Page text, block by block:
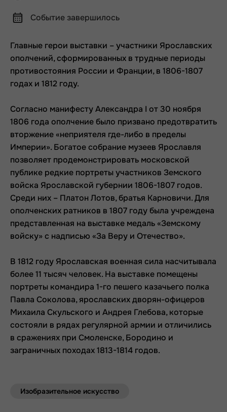
Событие завершилось
Главные герои выставки – участники Ярославских
ополчений,сформированных в трудные периоды
противостояния России и Франции, в 1806-1807
годах и 1812 году.
Согласно манифесту Александра I от 30 ноября
1806 года ополчение было призвано предотвратить
вторжение «неприятеля где-либо в пределы
Империи». Богатое собрание музеев Ярославля
позволяет продемонстрировать московской
публике редкие портреты участников Земского
войска Ярославской губернии 1806-1807 годов.
Среди них – Платон Лотов, братья Карновичи. Для
ополченских ратников в 1807 году была учреждена
представленная на выставке медаль «Земскому
войску» с надписью «За Веру и Отечество».
В 1812 году Ярославская военная сила насчитывала
более 11 тысяч человек. На выставке помещены
портреты командира 1-го пешего казачьего полка
Павла Соколова,ярославских дворян-офицеров
Михаила Скульского и Андрея Глебова, которые
состояли в рядах регулярной армии и отличились
в сражениях при Смоленске, Бородино и
заграничных походах 1813-1814 годов.
Изобразительное искусство